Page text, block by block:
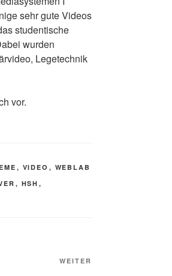
sehr gute Videos
studentische
wurden
Legetechnik
vor.
, VIDEO , WEBLAB
, HSH ,
WEITER